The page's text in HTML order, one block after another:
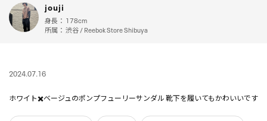
jouji
身長： 178cm
所属： 渋谷 / Reebok Store Shibuya
2024.07.16
ホワイト✖️ベージュのポンプフューリーサンダル 靴下を履いてもかわいいです